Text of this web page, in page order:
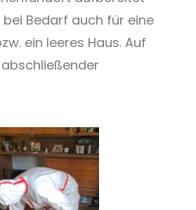
Bedarf auch für eine
ein leeres Haus. Auf